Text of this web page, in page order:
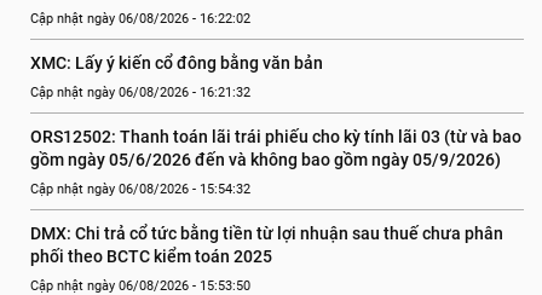
Cập nhật ngày 06/08/2026 - 16:22:02
XMC: Lấy ý kiến cổ đông bằng văn bản
Cập nhật ngày 06/08/2026 - 16:21:32
ORS12502: Thanh toán lãi trái phiếu cho kỳ tính lãi 03 (từ và bao
gồm ngày 05/6/2026 đến và không bao gồm ngày 05/9/2026)
Cập nhật ngày 06/08/2026 - 15:54:32
DMX: Chi trả cổ tức bằng tiền từ lợi nhuận sau thuế chưa phân
phối theo BCTC kiểm toán 2025
Cập nhật ngày 06/08/2026 - 15:53:50